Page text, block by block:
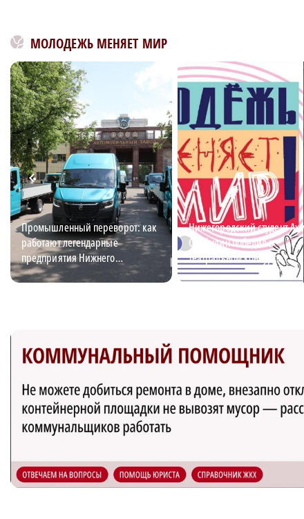
МОЛОДЕЖЬ МЕНЯЕТ МИР
Промышленный переворот: как
работают легендарные
предприятия Нижнего
Новгорода
Нижегородский студент
Сайфулин победил в
театральном конкурсе
«Табуретка»